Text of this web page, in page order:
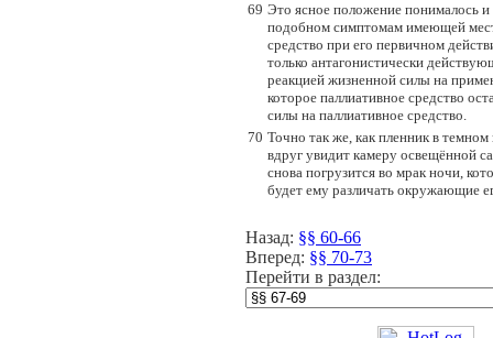
69 Это ясное положение понималось и
подобном симптомам имеющей
средство при его первичном
только антагонистически
реакцией жизненной силы на
которое паллиативное средство
силы на паллиативное средство.
70 Точно так же, как пленник в
вдруг увидит камеру освещённой
снова погрузится во мрак ночи,
будет ему различать окружающие
Назад: §§ 60-66
Вперед: §§ 70-73
Перейти в раздел: